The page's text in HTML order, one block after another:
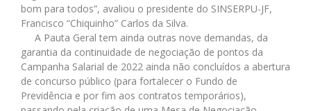
bom para todos”, avaliou o presidente do SINSERPU-JF,
Francisco “Chiquinho” Carlos da Silva.
A Pauta Geral tem ainda outras nove demandas, da
garantia da continuidade de negociação de pontos da
Campanha Salarial de 2022 ainda não concluídos a abertura
de concurso público (para fortalecer o Fundo de
Previdência e por fim aos contratos temporários),